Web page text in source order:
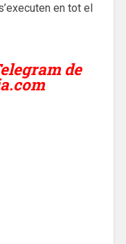
en tot el
de